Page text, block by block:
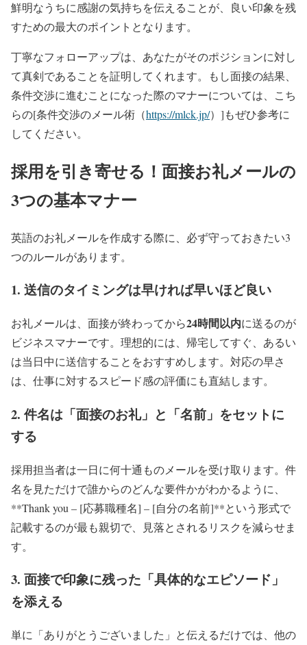
鮮明なうちに感謝の気持ちを伝えることが、良い印象を残
すための最大のポイントとなります。
丁寧なフォローアップは、あなたがそのポジションに対し
て真剣であることを証明してくれます。もし面接の結果、
条件交渉に進むことになった際のマナーについては、こち
らの[条件交渉のメール術（https://mlck.jp/）]もぜひ参考に
してください。
採用を引き寄せる！面接お礼メールの
3つの基本マナー
英語のお礼メールを作成する際に、必ず守っておきたい3
つのルールがあります。
1. 送信のタイミングは早ければ早いほど良い
お礼メールは、面接が終わってから24時間以内に送るのが
ビジネスマナーです。理想的には、帰宅してすぐ、あるい
は当日中に送信することをおすすめします。対応の早さ
は、仕事に対するスピード感の評価にも直結します。
2. 件名は「面接のお礼」と「名前」をセットに
する
採用担当者は一日に何十通ものメールを受け取ります。件
名を見ただけで誰からのどんな要件かがわかるように、
**Thank you – [応募職種名] – [自分の名前]**という形式で
記載するのが最も親切で、見落とされるリスクを減らせま
す。
3. 面接で印象に残った「具体的なエピソード」
を添える
単に「ありがとうございました」と伝えるだけでは、他の